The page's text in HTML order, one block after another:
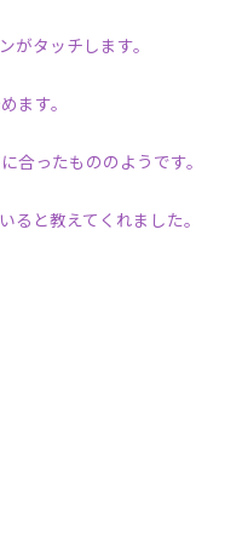
ンがタッチします。
ます。
合ったもののようです。
ると教えてくれました。